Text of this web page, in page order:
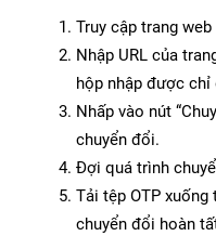
Truy cập trang web
Nhập URL của
hộp nhập được chỉ
Nhấp vào nút
chuyển đổi.
Đợi quá trình
Tải tệp OTP
chuyển đổi hoàn